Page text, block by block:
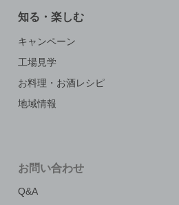
知る・楽しむ
キャンペーン
工場見学
お料理・お酒レシピ
地域情報
お問い合わせ
Q&A